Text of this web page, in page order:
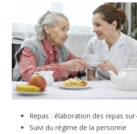
Repas : élaboration des repas
Suivi du régime de la personne